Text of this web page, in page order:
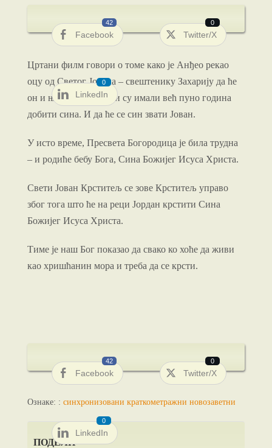
Facebook
42
Twitter/X
0
LinkedIn
0
Цртани филм говори о томе како је Анђео рекао
оцу од Светог Јована – свештенику Захарију да ће
он и његова жена који су имали већ пуно година
добити сина. И да ће се син звати Јован.
У исто време, Пресвета Богородица је била трудна
– и родиће бебу Бога, Сина Божијег Исуса Христа.
Свети Јован Крститељ се зове Крститељ управо
због тога што ће на реци Јордан крстити Сина
Божијег Исуса Христа.
Тиме је наш Бог показао да свако ко хоће да живи
као хришћанин мора и треба да се крсти.
Facebook
42
Twitter/X
0
LinkedIn
0
Ознаке: : синхронизовани краткометражни новозаветни
ПОДЕЛИ